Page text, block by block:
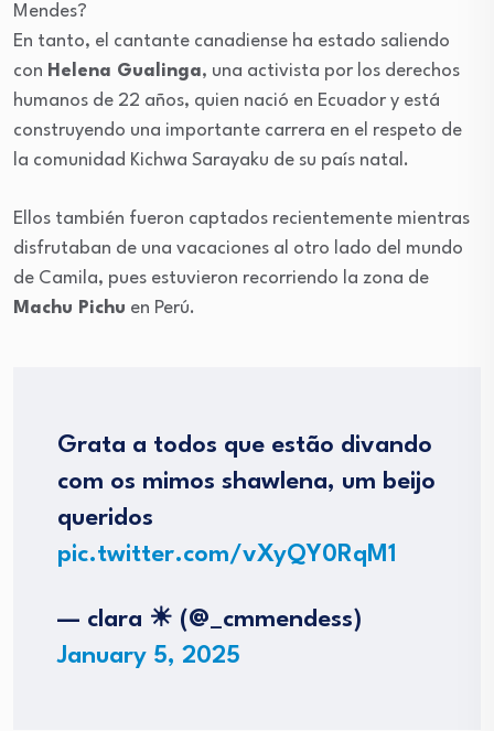
Mendes?
En tanto, el cantante canadiense ha estado saliendo
con Helena Gualinga, una activista por los derechos
humanos de 22 años, quien nació en Ecuador y está
construyendo una importante carrera en el respeto de
la comunidad Kichwa Sarayaku de su país natal.
Ellos también fueron captados recientemente mientras
disfrutaban de una vacaciones al otro lado del mundo
de Camila, pues estuvieron recorriendo la zona de
Machu Pichu en Perú.
Grata a todos que estão divando
com os mimos shawlena, um beijo
queridos
pic.twitter.com/vXyQY0RqM1
— clara ☀︎ (@_cmmendess)
January 5, 2025